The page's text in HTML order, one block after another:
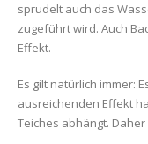
sprudelt auch das
zugeführt wird. Auch
Effekt.
Es gilt natürlich immer:
ausreichenden Effekt
Teiches abhängt.